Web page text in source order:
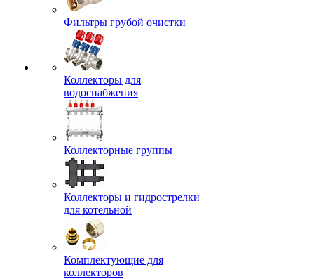
Фильтры грубой очистки
Коллекторы для
водоснабжения
Коллекторные группы
Коллекторы и гидрострелки
для котельной
Комплектующие для
коллекторов